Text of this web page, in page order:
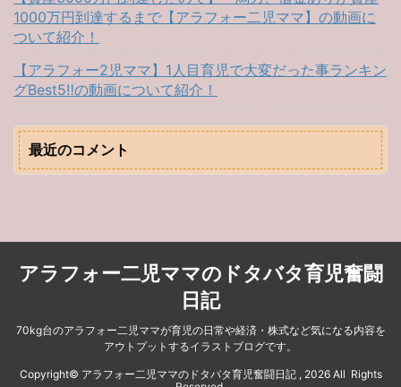
1000万円到達するまで【アラフォー二児ママ】の動画に
ついて紹介！
【アラフォー2児ママ】1人目育児で大変だった事ランキン
グBest5‼︎の動画について紹介！
最近のコメント
アラフォー二児ママのドタバタ育児奮闘
日記
70kg台のアラフォー二児ママが育児の日常や経済・株式など気になる内容を
アウトプットするイラストブログです。
Copyright© アラフォー二児ママのドタバタ育児奮闘日記 , 2026 All Rights